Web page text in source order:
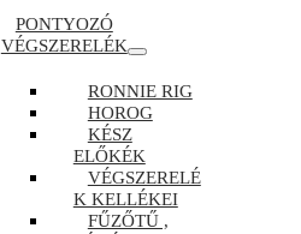
PONTYOZÓ
VÉGSZERELÉK
RONNIE RIG
HOROG
KÉSZ
ELŐKÉK
VÉGSZERELÉ
K KELLÉKEI
FŰZŐTŰ ,